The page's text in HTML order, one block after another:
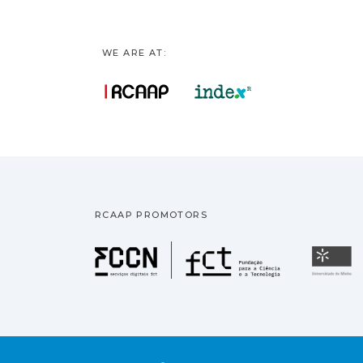
WE ARE AT:
RCAAP PROMOTORS
Fundação